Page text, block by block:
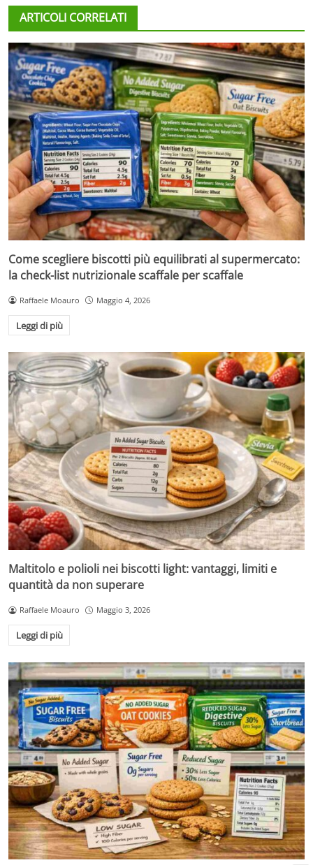
ARTICOLI CORRELATI
Come scegliere biscotti più equilibrati al supermercato:
la check-list nutrizionale scaffale per scaffale
Raffaele Moauro Maggio 4, 2026
Leggi di più
Maltitolo e polioli nei biscotti light: vantaggi, limiti e
quantità da non superare
Raffaele Moauro Maggio 3, 2026
Leggi di più